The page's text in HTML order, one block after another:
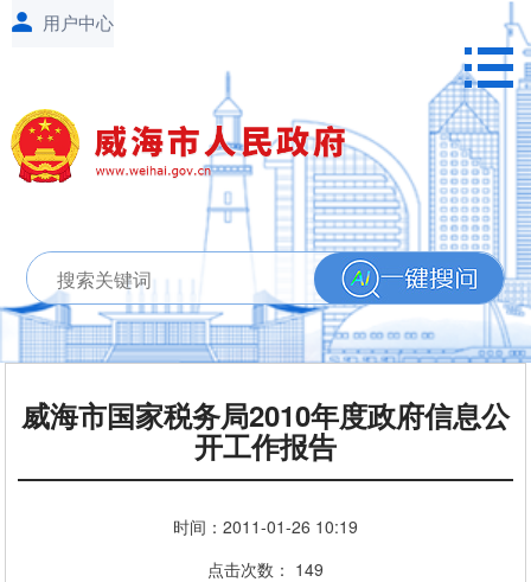
威海市国家税务局2010年度政府信息公
开工作报告
时间： 2011-01-26 10:19
点击次数： 149